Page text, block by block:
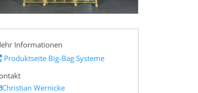
Informationen
Produktseite Big-Bag Systeme
Christian Wernicke